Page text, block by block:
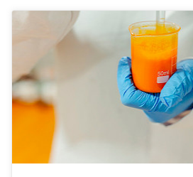
Vinculación
Universidad
Información para keyboard_arrow_down
Futuros estudiantes
Go to english site